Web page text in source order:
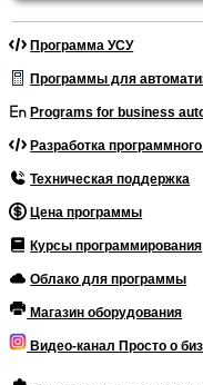
Программа УСУ
Программы для
Programs for business
Разработка
Техническая поддержка
Цена программы
Курсы программирования
Облако для программы
Магазин оборудования
Видео-канал Просто о